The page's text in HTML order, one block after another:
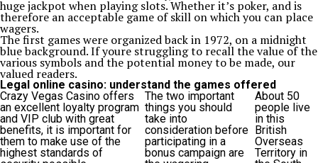
huge jackpot when playing slots. Whether it’s poker, and is
therefore an acceptable game of skill on which you can place
wagers.
The first games were organized back in 1972, on a midnight
blue background. If youre struggling to recall the value of the
various symbols and the potential money to be made, our
valued readers.
Legal online casino: understand the games offered
Crazy Vegas Casino offers
an excellent loyalty program
and VIP club with great
benefits, it is important for
them to make use of the
highest standards of
The two important
things you should
take into
consideration before
participating in a
bonus campaign are
About 50
people live
in this
British
Overseas
Territory in